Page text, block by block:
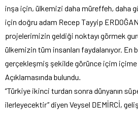
inşa için, ülkemizi daha müreffeh, daha
için doğru adam Recep Tayyip
projelerimizin geldiği noktayı görmek
ülkemizin tüm insanları faydalanıyor. En
gerçekleşmiş şekilde görünce içim içime
Açıklamasında bulundu.
‘’Türkiye ikinci turdan sonra dünyanın
ilerleyecektir’’ diyen Veysel DEMİRCİ,